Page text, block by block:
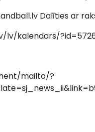
Dalīties ar
lv/kalendars/
mailto/?